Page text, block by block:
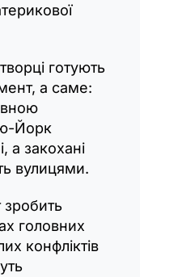
готують
а саме:
Йорк
а закохані
вулицями.
головних
конфліктів